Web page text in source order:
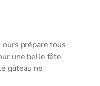
ours prépare tous
une belle fête
gâteau ne